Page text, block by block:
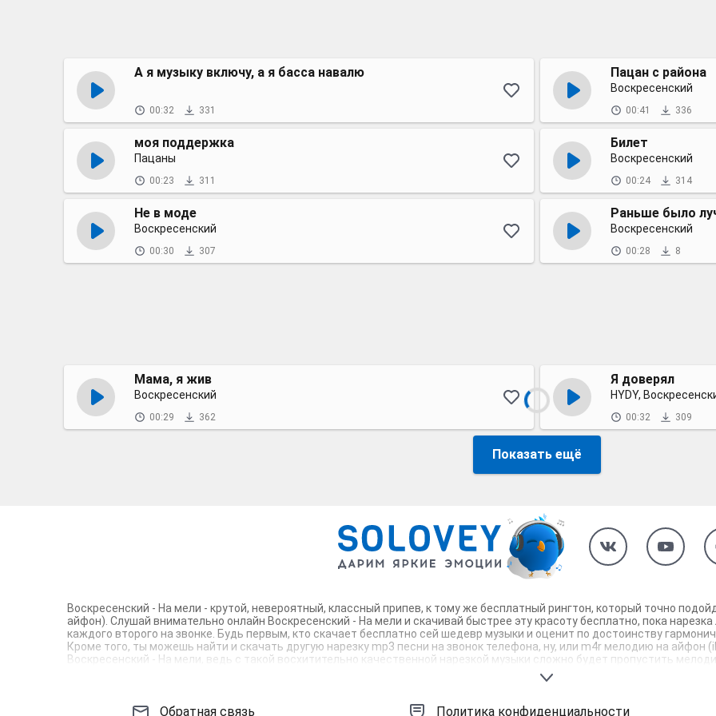
А я музыку включу, а я басса навалю
00:32 331
Пацан с района
Воскресенский
00:41 336
моя поддержка
Пацаны
00:23 311
Билет
Воскресенский
00:24 314
Не в моде
Воскресенский
00:30 307
Раньше было
Воскресенский
00:28 8
Мама, я жив
Воскресенский
00:29 362
Я доверял
HYDY,
00:32 309
Показать ещё
Воскресенский - На мели - крутой, невероятный, классный припев, к тому же бесплатный рингтон, который точно
айфон). Слушай внимательно онлайн Воскресенский - На мели и скачивай быстрее эту красоту бесплатно, пока
каждого второго на звонке. Будь первым, кто скачает бесплатно сей шедевр музыки и оценит по достоинству
Кроме того, ты можешь найти и скачать другую нарезку mp3 песни на звонок телефона, ну, или m4r мелодию на айфон
Воскресенский - На мели, ведь с такой восхитительно качественной нарезкой музыки сложно будет пропустить
Обратная связь Политика конфиденциальности